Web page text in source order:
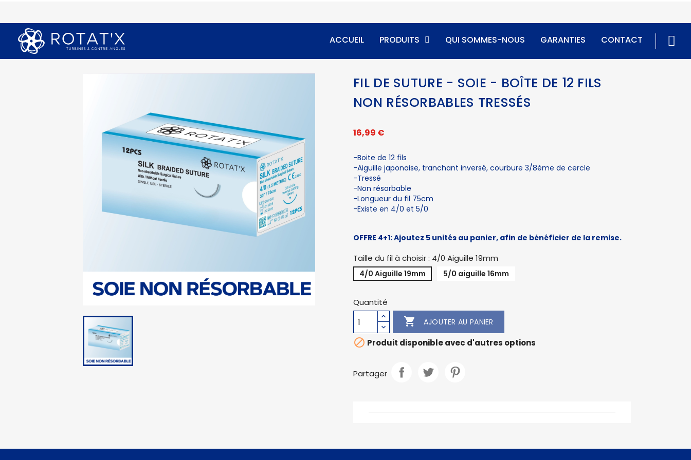
ACCUEIL PRODUITS QUI SOMMES-NOUS GARANTIES CONTACT
FIL DE SUTURE - SOIE - BOÎTE DE 12 FILS
NON RÉSORBABLES TRESSÉS
16,99 €
-Boite de 12 fils
-Aiguille japonaise, tranchant inversé, courbure 3/8ème de cercle
-Tressé
-Non résorbable
-Longueur du fil 75cm
-Existe en 4/0 et 5/0
OFFRE 4+1: Ajoutez 5 unités au panier, afin de bénéficier de la remise.
Taille du fil à choisir : 4/0 Aiguille 19mm
4/0 Aiguille 19mm 5/0 aiguille 16mm
Quantité
 AJOUTER AU PANIER
 Produit disponible avec d'autres options
Partager